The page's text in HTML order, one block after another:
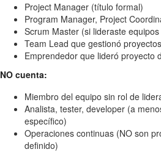
Project Manager (título formal)
Program Manager, Project
Scrum Master (si lideraste
Team Lead que gestionó
Emprendedor que lideró proyecto
NO cuenta:
Miembro del equipo sin rol de
Analista, tester, developer (a
específico)
Operaciones continuas (NO son
definido)